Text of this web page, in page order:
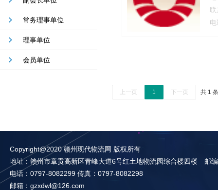
常务理事单位
理事单位
会员单位
联
上一页 1 下一页 共 1 条
Copyright@2020 赣州现代物流网 版权所有
地址：赣州市章贡高新区青峰大道6号红土地物流园综合楼四楼 邮
电话：0797-8082299 传真：0797-8082298
邮箱：gzxdwl@126.com